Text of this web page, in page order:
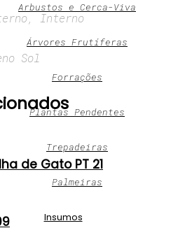
Arbustos e Cerca-Viva
Árvores Frutíferas
Forrações
Plantas Pendentes
Trepadeiras
Palmeiras
Insumos
Interno
Sol
de Gato PT 21